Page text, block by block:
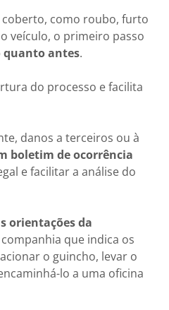
coberto, como roubo, furto
veículo, o primeiro passo
quanto antes.
do processo e facilita
danos a terceiros ou à
boletim de ocorrência
e facilitar a análise do
orientações da
que indica os
o guincho, levar o
lo a uma oficina